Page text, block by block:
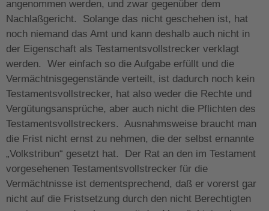
angenommen werden, und zwar gegenüber dem
Nachlaßgericht. Solange das nicht geschehen ist, hat
noch niemand das Amt und kann deshalb auch nicht in
der Eigenschaft als Testamentsvollstrecker verklagt
werden. Wer einfach so die Aufgabe erfüllt und die
Vermächtnisgegenstände verteilt, ist dadurch noch kein
Testamentsvollstrecker, hat also weder die Rechte und
Vergütungsansprüche, aber auch nicht die Pflichten des
Testamentsvollstreckers. Ausnahmsweise braucht man
die Frist nicht ernst zu nehmen, die der selbst ernannte
„Volkstribun“ gesetzt hat. Der Rat an den im Testament
vorgesehenen Testamentsvollstrecker für die
Vermächtnisse ist dementsprechend, daß er vorerst gar
nicht auf die Fristsetzung durch den nicht Berechtigten